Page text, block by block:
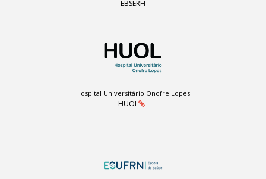
EBSERH
Hospital Universitário Onofre Lopes
HUOL